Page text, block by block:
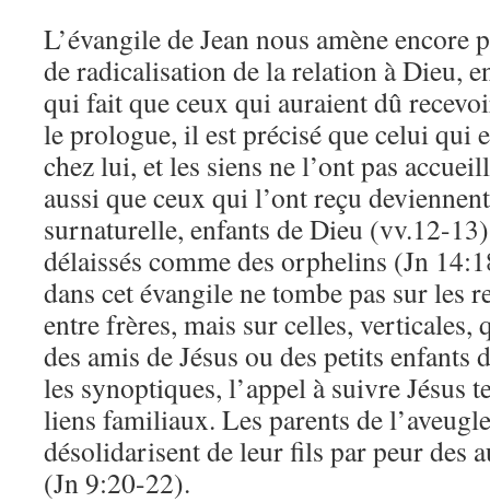
L’évangile de Jean nous amène
de radicalisation de la relation à Dieu,
qui fait que ceux qui auraient dû
le prologue, il est précisé que celui qui
chez lui, et les siens ne l’ont pas
aussi que ceux qui l’ont reçu
surnaturelle, enfants de Dieu (vv.12-
délaissés comme des orphelins (Jn
dans cet évangile ne tombe pas sur les
entre frères, mais sur celles, verticales,
des amis de Jésus ou des petits enfants
les synoptiques, l’appel à suivre Jésus
liens familiaux. Les parents de
désolidarisent de leur fils par peur des
(Jn 9:20-22).